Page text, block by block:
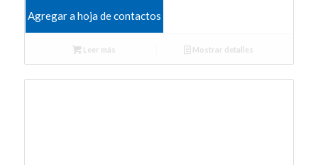
Agregar a hoja de contactos
Leer más Mostrar detalles